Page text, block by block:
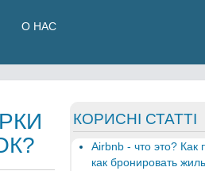
О НАС
КОРИСНІ СТАТТІ
Airbnb - что это? Как
как бронировать